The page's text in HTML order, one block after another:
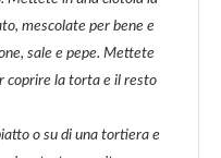
mescolate per bene e
sale e pepe. Mettete
coprire la torta e il resto
o su di una tortiera e